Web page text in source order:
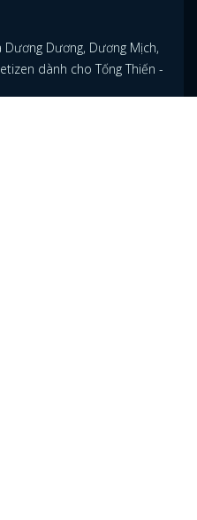
Dương, Dương Mịch,
dành cho Tống Thiến -